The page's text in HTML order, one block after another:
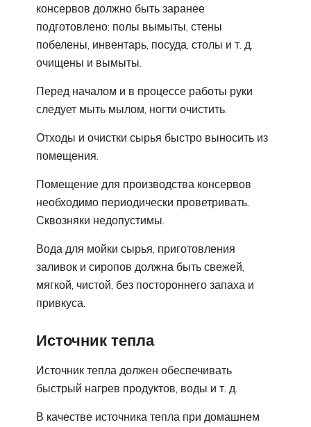
консервов должно быть заранее
подготовлено: полы вымыты, стены
побелены, инвентарь, посуда, столы и т. д.
очищены и вымыты.
Перед началом и в процессе работы руки
следует мыть мылом, ногти очистить.
Отходы и очистки сырья быстро выносить из
помещения.
Помещение для производства консервов
необходимо периодически проветривать.
Сквозняки недопустимы.
Вода для мойки сырья, приготовления
заливок и сиропов должна быть свежей,
мягкой, чистой, без постороннего запаха и
привкуса.
Источник тепла
Источник тепла должен обеспечивать
быстрый нагрев продуктов, воды и т. д.
В качестве источника тепла при домашнем